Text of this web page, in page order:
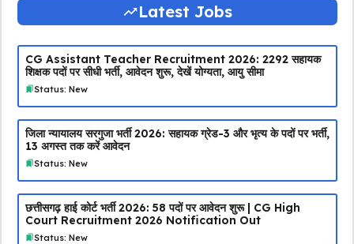
Latest Jobs
CG Assistant Teacher Recruitment 2026: 2292 सहायक
शिक्षक पदों पर सीधी भर्ती, आवेदन शुरू, देखें योग्यता, आयु सीमा
Status: New
जिला न्यायालय सरगुजा भर्ती 2026: सहायक ग्रेड-3 और भृत्य के पदों पर भर्ती,
13 अगस्त तक करें आवेदन
Status: New
छत्तीसगढ़ हाई कोर्ट भर्ती 2026: 58 पदों पर आवेदन शुरू | CG High
Court Recruitment 2026 Notification Out
Status: New